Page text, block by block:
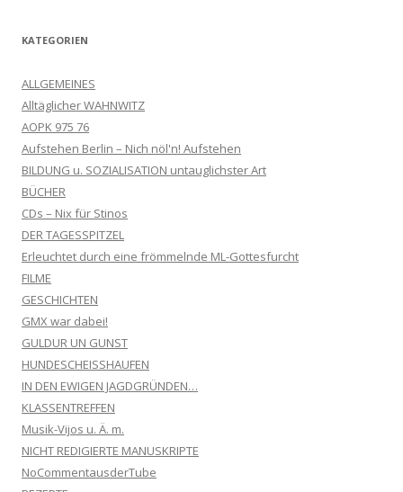
KATEGORIEN
ALLGEMEINES
Alltäglicher WAHNWITZ
AOPK 975 76
Aufstehen Berlin – Nich nöl'n! Aufstehen
BILDUNG u. SOZIALISATION untauglichster Art
BÜCHER
CDs – Nix für Stinos
DER TAGESSPITZEL
Erleuchtet durch eine frömmelnde ML-Gottesfurcht
FILME
GESCHICHTEN
GMX war dabei!
GULDUR UN GUNST
HUNDESCHEISSHAUFEN
IN DEN EWIGEN JAGDGRÜNDEN…
KLASSENTREFFEN
Musik-Vijos u. Ä. m.
NICHT REDIGIERTE MANUSKRIPTE
NoCommentausderTube